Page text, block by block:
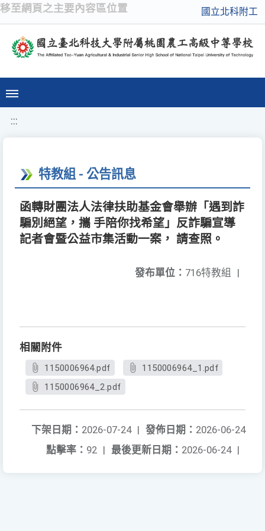
移至網頁之主要內容區位置 國立北科附工
:::
特教組 - 公告訊息
函轉財團法人法律扶助基金會舉辦「遇到詐
騙別絕望，攜 手陪你找希望」反詐騙宣導
記者會暨公益市集活動一案， 請查照。
發布單位： 716特教組 |
相關附件
1150006964.pdf
1150006964_1.pdf
1150006964_2.pdf
發佈日期： 2026-06-24
下架日期： 2026-07-24 |
最後更新日期： 2026-06-24 |
點擊率： 92 |